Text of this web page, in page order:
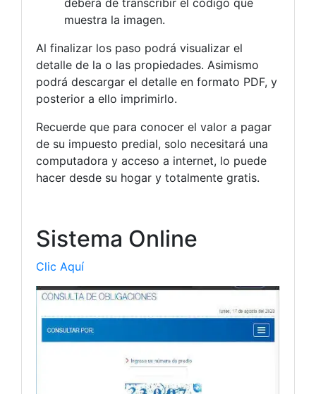
deberá de transcribir el código que
muestra la imagen.
Al finalizar los paso podrá visualizar el
detalle de la o las propiedades. Asimismo
podrá descargar el detalle en formato PDF, y
posterior a ello imprimirlo.
Recuerde que para conocer el valor a pagar
de su impuesto predial, solo necesitará una
computadora y acceso a internet, lo puede
hacer desde su hogar y totalmente gratis.
Sistema Online
Clic Aquí